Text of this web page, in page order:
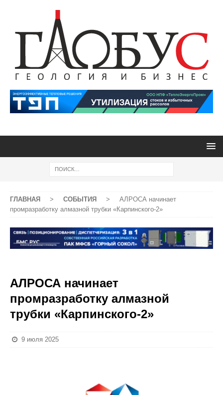
ГЛАВНАЯ > СОБЫТИЯ >
АЛРОСА начинает
промразработку алмазной трубки «Карпинского-2»
АЛРОСА начинает
промразработку алмазной
трубки «Карпинского-2»
9 июля 2025